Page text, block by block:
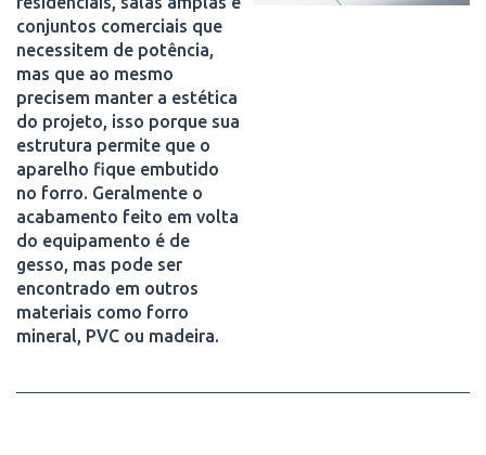
conjuntos comerciais que
necessitem de potência,
mas que ao mesmo
precisem manter a estética
do projeto, isso porque sua
estrutura permite que o
aparelho fique embutido
no forro. Geralmente o
acabamento feito em volta
do equipamento é de
gesso, mas pode ser
encontrado em outros
materiais como forro
mineral, PVC ou madeira.